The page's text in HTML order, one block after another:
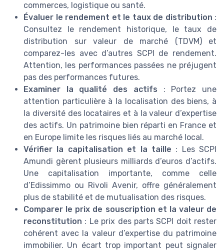
commerces, logistique ou santé.
Évaluer le rendement et le taux de distribution :
Consultez le rendement historique, le taux de
distribution sur valeur de marché (TDVM) et
comparez-les avec d’autres SCPI de rendement.
Attention, les performances passées ne préjugent
pas des performances futures.
Examiner la qualité des actifs : Portez une
attention particulière à la localisation des biens, à
la diversité des locataires et à la valeur d’expertise
des actifs. Un patrimoine bien réparti en France et
en Europe limite les risques liés au marché local.
Vérifier la capitalisation et la taille : Les SCPI
Amundi gèrent plusieurs milliards d’euros d’actifs.
Une capitalisation importante, comme celle
d’Edissimmo ou Rivoli Avenir, offre généralement
plus de stabilité et de mutualisation des risques.
Comparer le prix de souscription et la valeur de
reconstitution : Le prix des parts SCPI doit rester
cohérent avec la valeur d’expertise du patrimoine
immobilier. Un écart trop important peut signaler